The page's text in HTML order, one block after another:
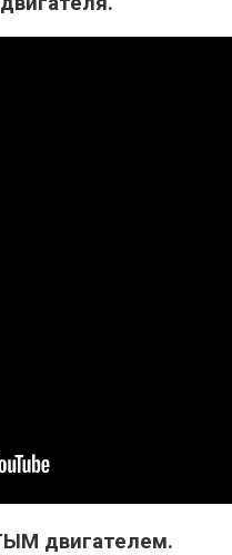
двигателем.